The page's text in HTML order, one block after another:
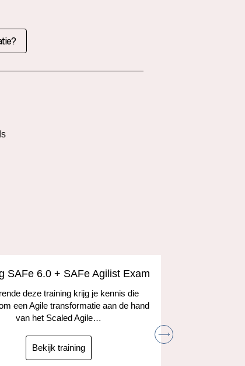
SAFe 6.0 + SAFe Agilist Exam
deze training krijg je kennis die
een Agile transformatie aan de hand
van het Scaled Agile…
Bekijk training